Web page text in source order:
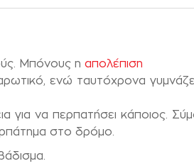
Μπόνους η απολέπιση
ενώ ταυτόχρονα
για να περπατήσει κάποιος.
στο δρόμο.